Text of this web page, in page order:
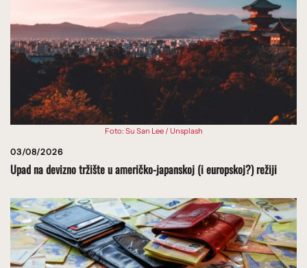
Foto: Su San Lee / Unsplash
03/08/2026
Upad na devizno tržište u američko-japanskoj (i europskoj?) režiji